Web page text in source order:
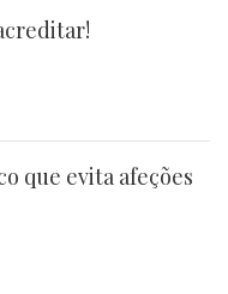
que evita afeções